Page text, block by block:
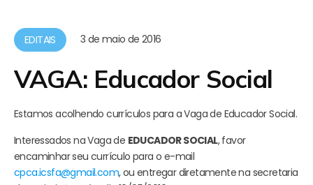
EDITAIS 3 de maio de 2016
VAGA: Educador Social
Estamos acolhendo currículos para a Vaga de Educador Social.
Interessados na Vaga de EDUCADOR SOCIAL, favor
encaminhar seu currículo para o e-mail
cpca.icsfa@gmail.com, ou entregar diretamente na secretaria